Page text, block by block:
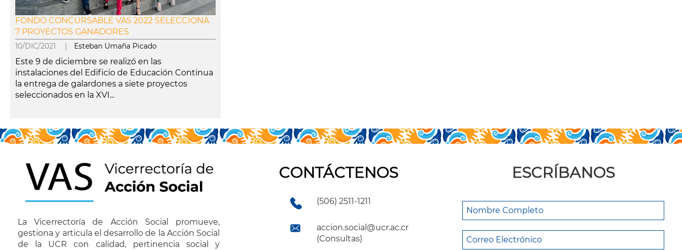
FONDO CONCURSABLE VAS 2022 SELECCIONA
7 PROYECTOS GANADORES
10/DIC/2021 | Esteban Umaña Picado
Este 9 de diciembre se realizó en las
instalaciones del Edificio de Educación Continua
la entrega de galardones a siete proyectos
seleccionados en la XVI...
La Vicerrectoría de Acción Social promueve,
gestiona y articula el desarrollo de la Acción Social
de la UCR con calidad, pertinencia social y
CONTÁCTENOS
(506) 2511-1211
accion.social@ucr.ac.cr
(Consultas)
ESCRÍBANOS